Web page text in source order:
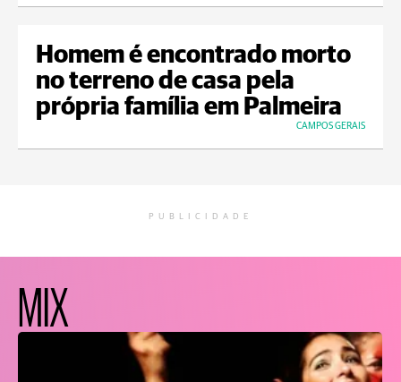
Homem é encontrado morto
no terreno de casa pela
própria família em Palmeira
CAMPOS GERAIS
PUBLICIDADE
MIX